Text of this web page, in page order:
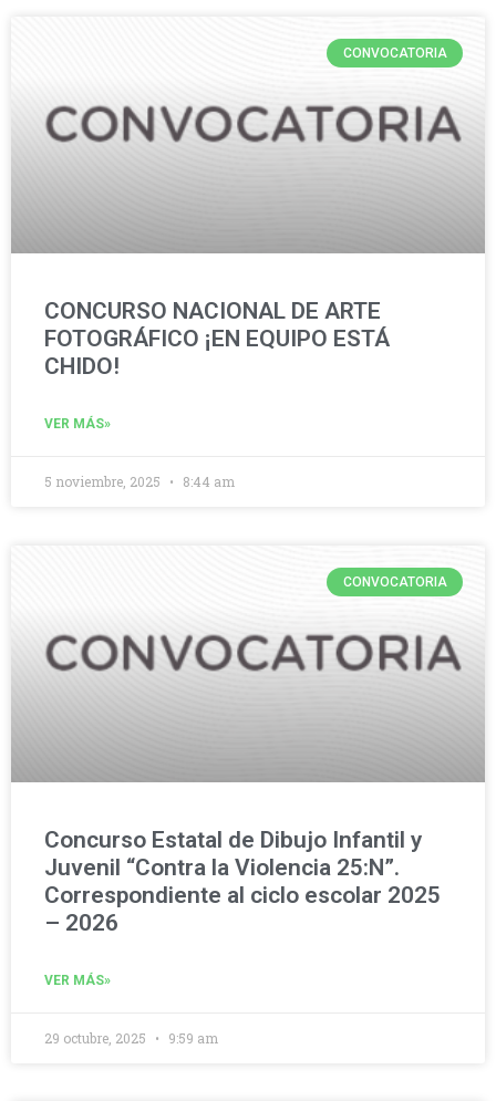
CONVOCATORIA
CONCURSO NACIONAL DE ARTE
FOTOGRÁFICO ¡EN EQUIPO ESTÁ
CHIDO!
VER MÁS»
5 noviembre, 2025 8:44 am
CONVOCATORIA
Concurso Estatal de Dibujo Infantil y
Juvenil “Contra la Violencia 25:N”.
Correspondiente al ciclo escolar 2025
– 2026
VER MÁS»
29 octubre, 2025 9:59 am